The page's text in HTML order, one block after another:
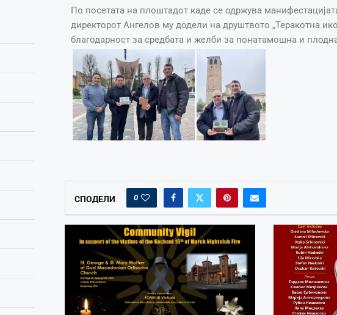
По посетата на плоштадот каде се одржува
директорот Ангелов му додели на друштвото „Теракотна
благодарност за средбата и желби за понатамошна и
СПОДЕЛИ 0